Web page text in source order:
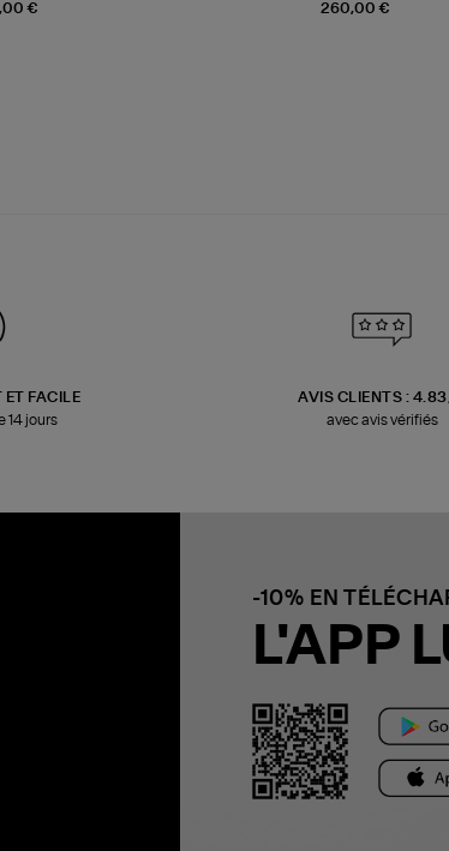
€ 260,00 €
ET FACILE
14 jours
AVIS CLIENTS :
avec avis vérifiés
-10% EN
L'APP